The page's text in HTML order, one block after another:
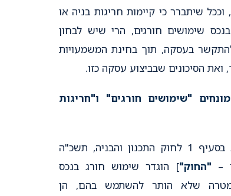
וככל שיתברר כי קיימות חריגות בניה או
שימושים חורגים, הרי שיש לבחון
בעסקה, תוך בחינת המשמעויות
ואת הסיכונים שבביצוע עסקה כזו.
"שימושים חורגים" ו"חריגות
שימוש חורג בסעיף 1 לחוק התכנון והבניה, תשכ"ה
"החוק"] הוגדר שימוש חורג בנכס
שלא הותר להשתמש בהם, הן